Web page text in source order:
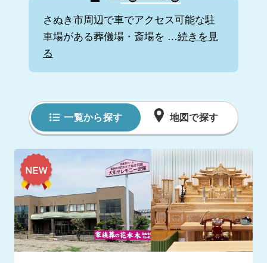
さぬき市周辺で車でアクセス可能な駐
車場がある葬儀場・斎場を …続きを見
る
一覧から探す 地図で探す